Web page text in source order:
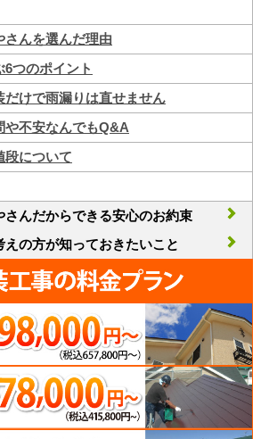
さんを選んだ理由
つのポイント
だけで雨漏りは直せません
や不安なんでもQ&A
段について
さんだからできる安心のお約束
えの方が知っておきたいこと